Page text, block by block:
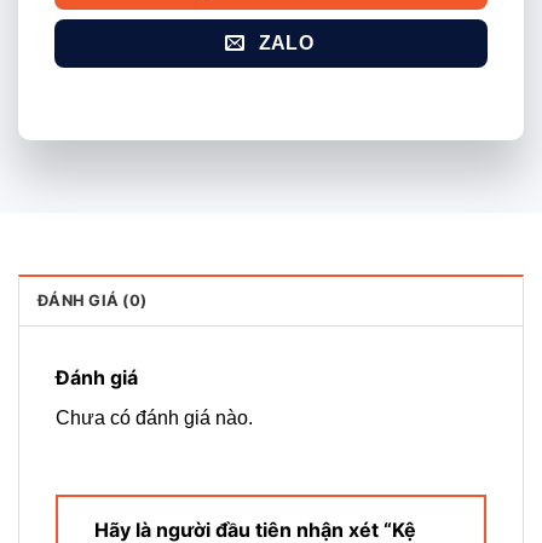
ZALO
ĐÁNH GIÁ (0)
Đánh giá
Chưa có đánh giá nào.
Hãy là người đầu tiên nhận xét “Kệ